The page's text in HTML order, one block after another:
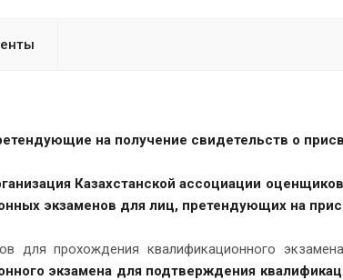
на получение свидетельств о
Казахстанской ассоциации
экзаменов для лиц, претендующих на
для прохождения квалификационного
экзамена для подтверждения